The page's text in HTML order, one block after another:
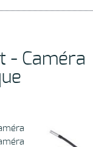
- Caméra